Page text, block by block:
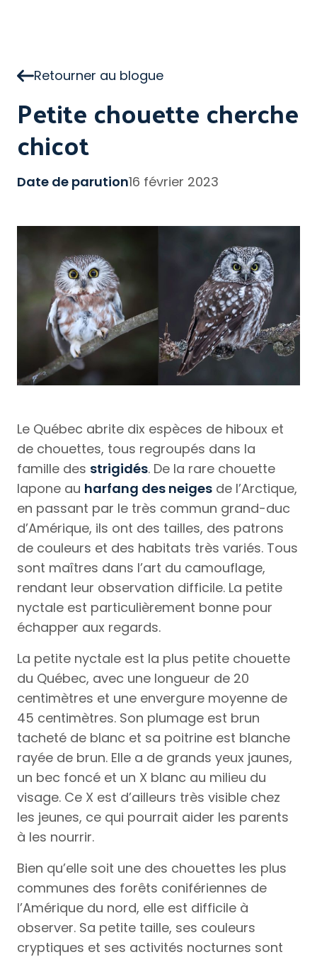
Retourner au blogue
Petite chouette cherche
chicot
Date de parution16 février 2023
Le Québec abrite dix espèces de hiboux et
de chouettes, tous regroupés dans la
famille des strigidés. De la rare chouette
lapone au harfang des neiges de l’Arctique,
en passant par le très commun grand-duc
d’Amérique, ils ont des tailles, des patrons
de couleurs et des habitats très variés. Tous
sont maîtres dans l’art du camouflage,
rendant leur observation difficile. La petite
nyctale est particulièrement bonne pour
échapper aux regards.
La petite nyctale est la plus petite chouette
du Québec, avec une longueur de 20
centimètres et une envergure moyenne de
45 centimètres. Son plumage est brun
tacheté de blanc et sa poitrine est blanche
rayée de brun. Elle a de grands yeux jaunes,
un bec foncé et un X blanc au milieu du
visage. Ce X est d’ailleurs très visible chez
les jeunes, ce qui pourrait aider les parents
à les nourrir.
Bien qu’elle soit une des chouettes les plus
communes des forêts conifériennes de
l’Amérique du nord, elle est difficile à
observer. Sa petite taille, ses couleurs
cryptiques et ses activités nocturnes sont